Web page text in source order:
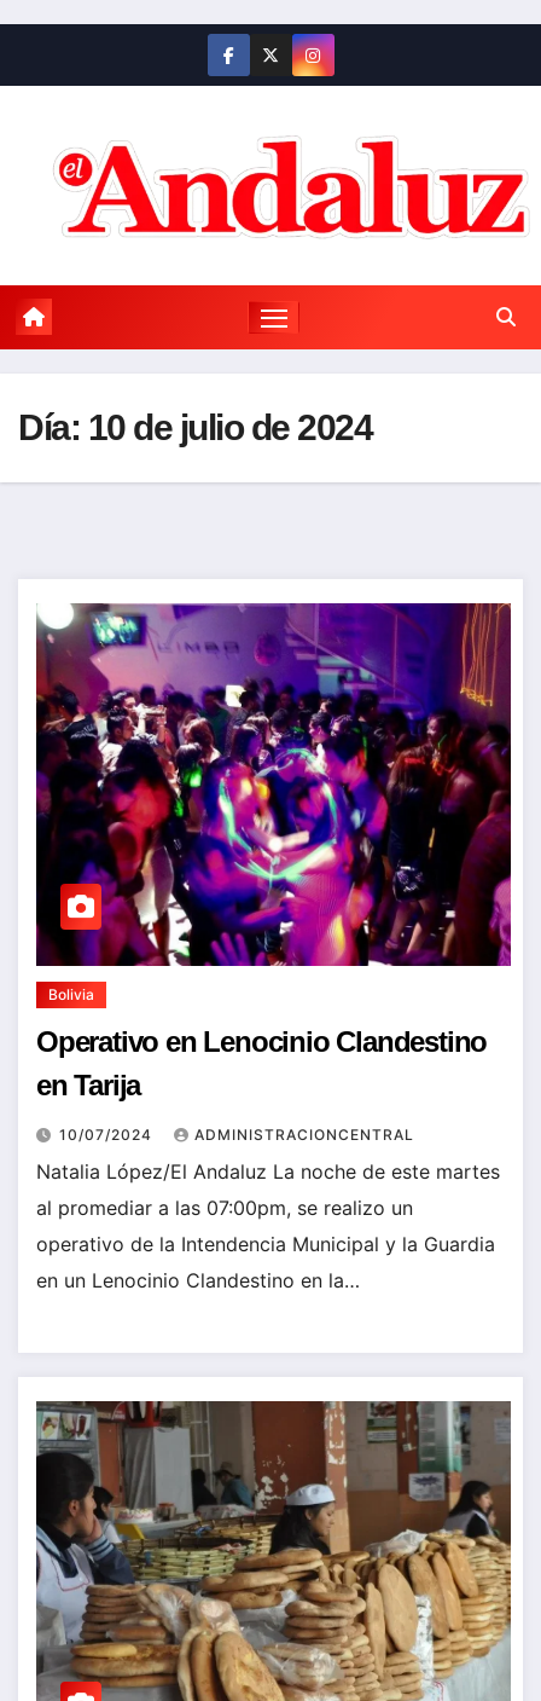
contenido
Día: 10 de julio de 2024
Bolivia
Operativo en Lenocinio Clandestino
en Tarija
10/07/2024 ADMINISTRACIONCENTRAL
Natalia López/El Andaluz La noche de este martes
al promediar a las 07:00pm, se realizo un
operativo de la Intendencia Municipal y la Guardia
en un Lenocinio Clandestino en la…